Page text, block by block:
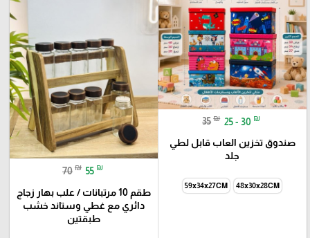
35 ₪ 25 - 30 ₪
صندوق تخزين العاب قابل لطي
جلد
48x30x28CM
59x34x27CM
70 ₪ 55 ₪
طقم 10 مرتبانات / علب بهار زجاج
دائري مع غطي وستاند خشب
طبقتين